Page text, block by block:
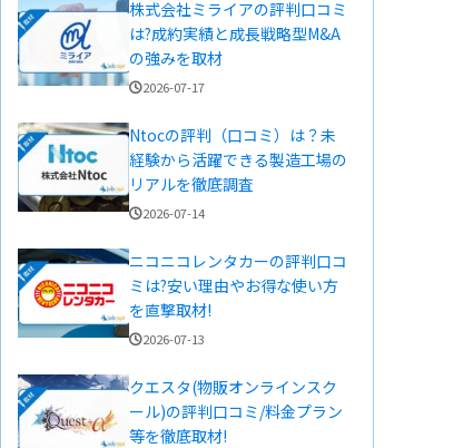
株式会社ミライアの評判口コミ
は?成約実績と成長戦略型M&A
の強みを取材
2026-07-17
Ntocの評判（口コミ）は？未
経験から活躍できる製造工場の
リアルを徹底調査
2026-07-14
ニコニコレンタカーの評判口コ
ミは?安い理由やお得な使い方
を直撃取材!
2026-07-13
クエスタ(物販オンラインスク
ール)の評判口コミ/料金プラン
等を徹底取材!